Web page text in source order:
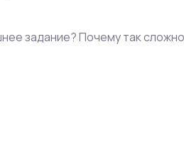
задание? Почему так